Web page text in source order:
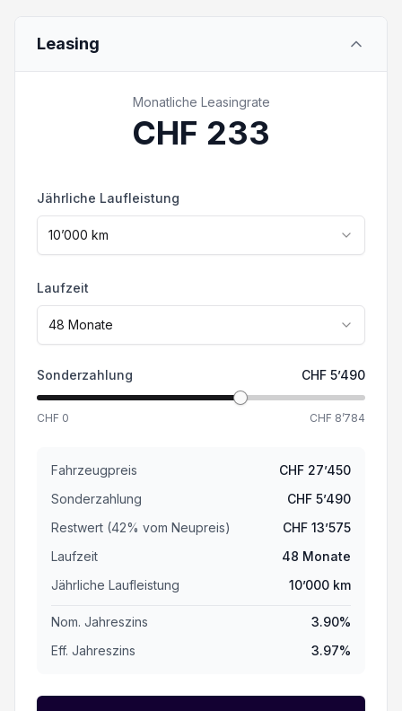
Geschwindigkeitsregelanlage
Verkehrsschild-Erkennungssystem
Bluetooth
Ausstattung kann von der publizierten
Ausstattung abweichen. Irrtümer und
Zwischenverkauf vorbehalten.
Leasing
Monatliche Leasingrate
CHF 233
Jährliche Laufleistung
10’000 km
Laufzeit
48 Monate
Sonderzahlung CHF 5’490
CHF 0 CHF 8’784
Fahrzeugpreis CHF 27’450
Sonderzahlung
CHF 5’490
Restwert (42% vom Neupreis) CHF 13’575
Laufzeit
48 Monate
Jährliche Laufleistung
10’000 km
Nom. Jahreszins 3.90%
Eff. Jahreszins
3.97%